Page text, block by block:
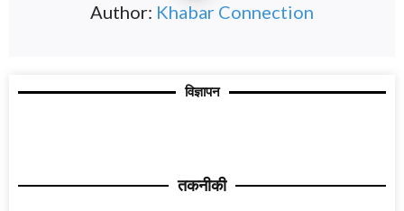
Author: Khabar Connection
विज्ञापन
तकनीकी